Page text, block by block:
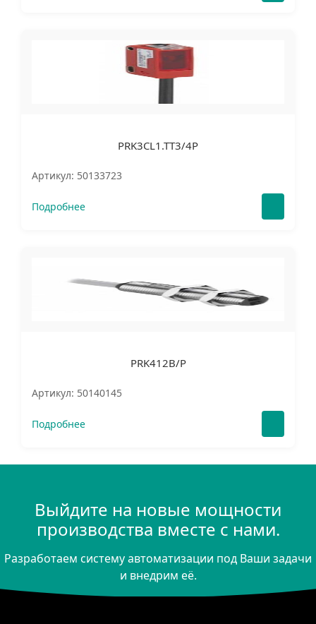
PRK3CL1.TT3/4P
Артикул: 50133723
Подробнее
PRK412B/P
Артикул: 50140145
Подробнее
Выйдите на новые мощности
производства вместе с нами.
Разработаем систему автоматизации под Ваши задачи
и внедрим её.